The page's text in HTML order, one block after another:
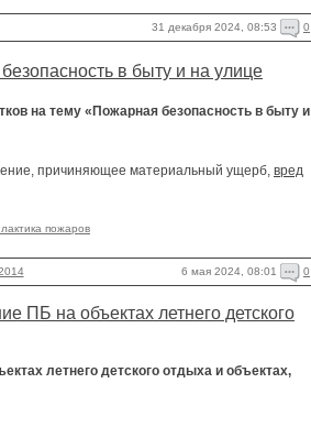
31 декабря 2024, 08:53 0
в быту и на улице
на тему «Пожарная безопасность в быту и
причиняющее материальный ущерб, вред
пожаров
6 мая 2024, 08:01 0
ПБ на объектах летнего детского
летнего детского отдыха и объектах,